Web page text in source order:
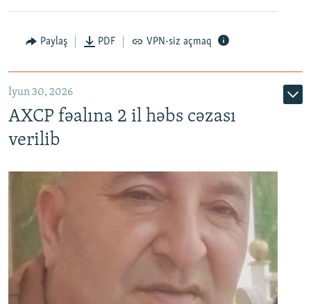
Paylaş PDF VPN-siz açmaq
İyun 30, 2026
AXCP fəalına 2 il həbs cəzası
verilib